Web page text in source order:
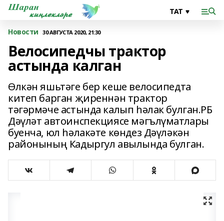
Новости 30 АВГУСТА 2020, 21:30
Велосипедчы трактор
астында калган
Өлкән яшьтәге бер кеше велосипедта
китеп барган җиреннән трактор
тәгәрмәче астында калып һәлак булган.РБ
Дәүләт автоинспекциясе мәгълүматлары
буенча, юл һәлакәте көндез Дәүләкән
районының Кадыргул авылында булган.